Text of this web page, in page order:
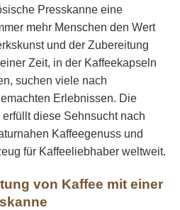
Presskanne eine
mehr Menschen den Wert
und der Zubereitung
Zeit, in der Kaffeekapseln
suchen viele nach
Erlebnissen. Die
diese Sehnsucht nach
Kaffeegenuss und
für Kaffeeliebhaber weltweit.
von Kaffee mit einer